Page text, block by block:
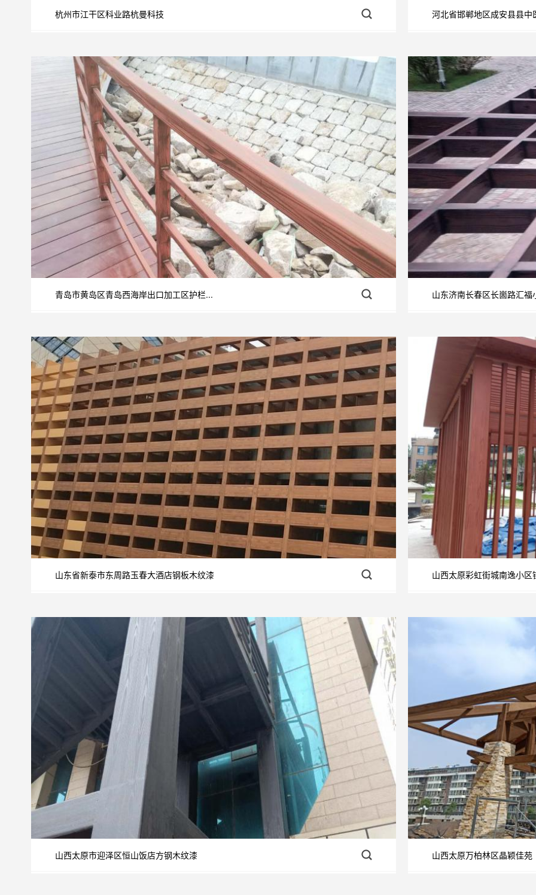
杭州市江干区科业路杭曼科技 河北省邯郸地区成安县县中
青岛市黄岛区青岛西海岸出口加工区护栏... 山东济南长春区长崮路汇福
山东省新泰市东周路玉春大酒店钢板木纹漆 山西太原彩虹街城南逸小区
山西太原市迎泽区恒山饭店方钢木纹漆 山西太原万柏林区晶颖佳苑